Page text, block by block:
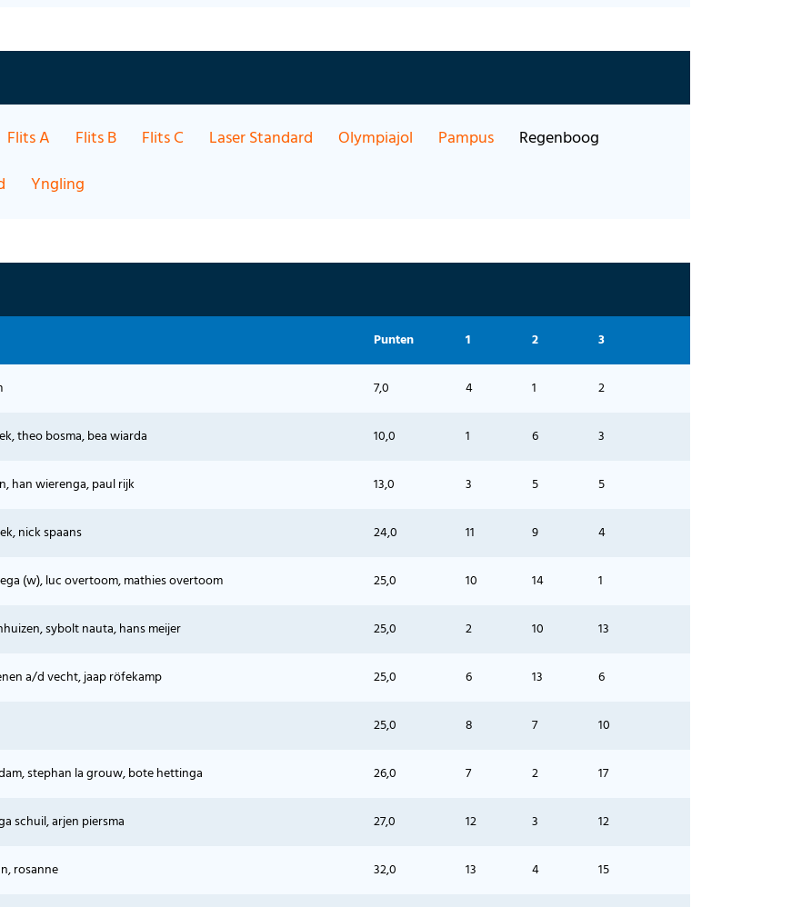
Flits A Flits B Flits C Laser Standard Olympiajol Pampus
Regenboog
Yngling
Punten 1 2 3
7,0 4 1 2
theo bosma, bea wiarda 10,0 1 6 3
han wierenga, paul rijk 13,0 3 5 5
nick spaans 24,0 11 9 4
(w), luc overtoom, mathies overtoom 25,0 10 14 1
sybolt nauta, hans meijer 25,0 2 10 13
a/d vecht, jaap röfekamp 25,0 6 13 6
25,0 8 7 10
stephan la grouw, bote hettinga 26,0 7 2 17
schuil, arjen piersma 27,0 12 3 12
rosanne 32,0 13 4 15